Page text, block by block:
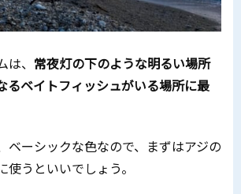
、 常夜灯の下のような明るい場所
るベイトフィッシュがいる場所に最
ベーシックな色なので、まずはアジの
うといいでしょう。